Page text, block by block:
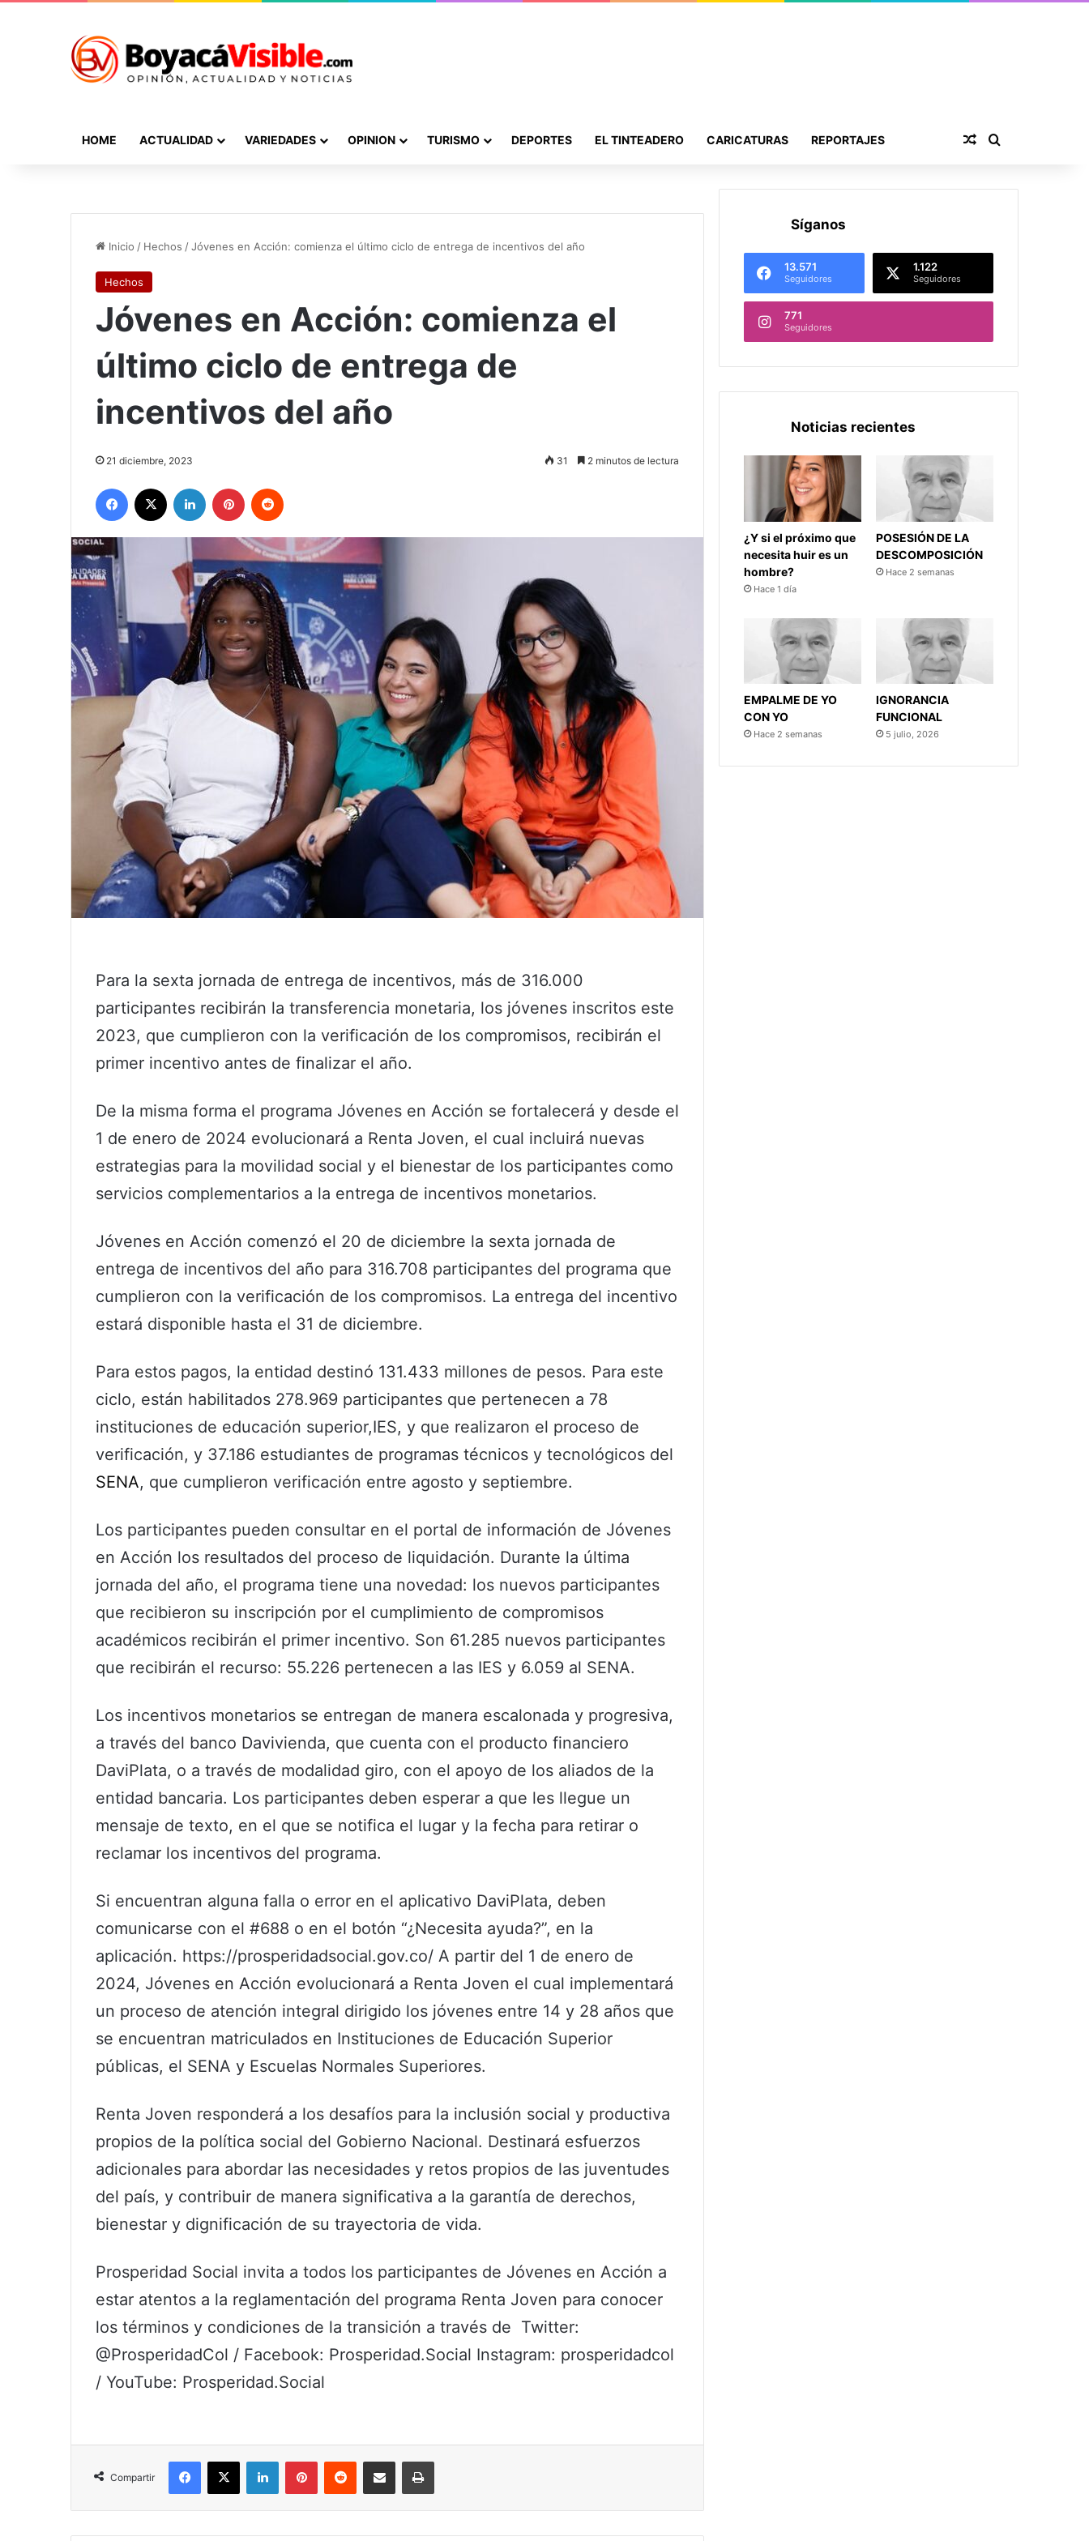
HOME ACTUALIDAD VARIEDADES OPINION TURISMO DEPORTES EL TINTEADERO CARICATURAS REPORTAJES Publicación al
Inicio / Hechos /Jóvenes en Acción: comienza el último ciclo de entrega de incentivos del año
Hechos
Jóvenes en Acción: comienza el
último ciclo de entrega de
incentivos del año
21 diciembre, 2023 31 2 minutos de lectura
Facebook LinkedIn Pinterest
Para la sexta jornada de entrega de incentivos, más de 316.000
participantes recibirán la transferencia monetaria, los jóvenes inscritos este
2023, que cumplieron con la verificación de los compromisos, recibirán el
primer incentivo antes de finalizar el año.
De la misma forma el programa Jóvenes en Acción se fortalecerá y desde el
1 de enero de 2024 evolucionará a Renta Joven, el cual incluirá nuevas
estrategias para la movilidad social y el bienestar de los participantes como
servicios complementarios a la entrega de incentivos monetarios.
Jóvenes en Acción comenzó el 20 de diciembre la sexta jornada de
entrega de incentivos del año para 316.708 participantes del programa que
cumplieron con la verificación de los compromisos. La entrega del incentivo
estará disponible hasta el 31 de diciembre.
Para estos pagos, la entidad destinó 131.433 millones de pesos. Para este
ciclo, están habilitados 278.969 participantes que pertenecen a 78
instituciones de educación superior,IES, y que realizaron el proceso de
verificación, y 37.186 estudiantes de programas técnicos y tecnológicos del
SENA, que cumplieron verificación entre agosto y septiembre.
Los participantes pueden consultar en el portal de información de Jóvenes
en Acción los resultados del proceso de liquidación. Durante la última
jornada del año, el programa tiene una novedad: los nuevos participantes
que recibieron su inscripción por el cumplimiento de compromisos
académicos recibirán el primer incentivo. Son 61.285 nuevos participantes
que recibirán el recurso: 55.226 pertenecen a las IES y 6.059 al SENA.
Los incentivos monetarios se entregan de manera escalonada y progresiva,
a través del banco Davivienda, que cuenta con el producto financiero
DaviPlata, o a través de modalidad giro, con el apoyo de los aliados de la
entidad bancaria. Los participantes deben esperar a que les llegue un
mensaje de texto, en el que se notifica el lugar y la fecha para retirar o
reclamar los incentivos del programa.
Si encuentran alguna falla o error en el aplicativo DaviPlata, deben
comunicarse con el #688 o en el botón “¿Necesita ayuda?”, en la
aplicación. https://prosperidadsocial.gov.co/ A partir del 1 de enero de
2024, Jóvenes en Acción evolucionará a Renta Joven el cual implementará
un proceso de atención integral dirigido los jóvenes entre 14 y 28 años que
se encuentran matriculados en Instituciones de Educación Superior
públicas, el SENA y Escuelas Normales Superiores.
Renta Joven responderá a los desafíos para la inclusión social y productiva
propios de la política social del Gobierno Nacional. Destinará esfuerzos
adicionales para abordar las necesidades y retos propios de las juventudes
del país, y contribuir de manera significativa a la garantía de derechos,
bienestar y dignificación de su trayectoria de vida.
Prosperidad Social invita a todos los participantes de Jóvenes en Acción a
estar atentos a la reglamentación del programa Renta Joven para conocer
los términos y condiciones de la transición a través de Twitter:
@ProsperidadCol / Facebook: Prosperidad.Social Instagram: prosperidadcol
/ YouTube: Prosperidad.Social
Compartir
Facebook
X LinkedInPinterestReddit Compartir por correo electrónicoImprimir
Síganos
13.571
Seguidores
1.122
Seguidores
771
Seguidores
Noticias recientes
¿Y si el próximo que
necesita huir es un
hombre?
Hace 1 día
POSESIÓN DE LA
DESCOMPOSICIÓN
Hace 2 semanas
EMPALME DE YO
CON YO
Hace 2 semanas
IGNORANCIA
FUNCIONAL
5 julio, 2026